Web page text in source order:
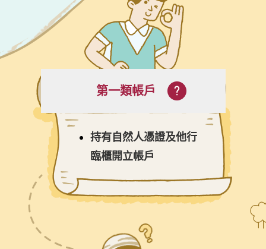
第一類帳戶
持有自然人憑證及他行
臨櫃開立帳戶